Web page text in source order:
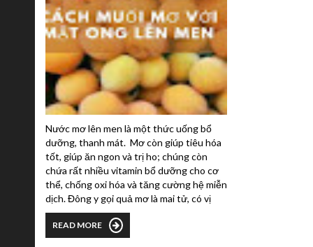
Nước mơ lên men là một thức uống bổ
dưỡng, thanh mát. Mơ còn giúp tiêu hóa
tốt, giúp ăn ngon và trị ho; chúng còn
chứa rất nhiều vitamin bổ dưỡng cho cơ
thể, chống oxi hóa và tăng cường hệ miễn
dịch. Đông y gọi quả mơ là mai tử, có vị
chua, tính bình, không độc, đi vào các kinh
can, tỳ, phế, đại tràng. Trong thịt quả mơ
có nhiều loại vitamin, đặc biệt là vitamin A
READ MORE